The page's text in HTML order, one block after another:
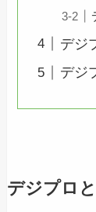
デジ
デジ
デジプロ